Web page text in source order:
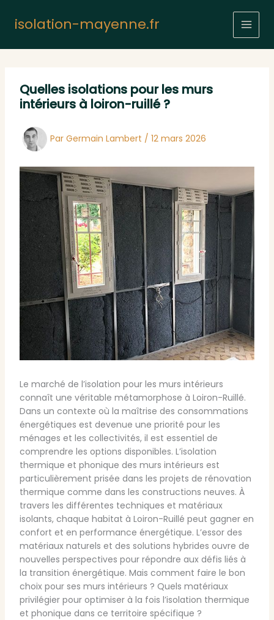
isolation-mayenne.fr
Quelles isolations pour les murs
intérieurs à loiron-ruillé ?
Par Germain Lambert / 12 mars 2026
Le marché de l’isolation pour les murs intérieurs
connaît une véritable métamorphose à Loiron-Ruillé.
Dans un contexte où la maîtrise des consommations
énergétiques est devenue une priorité pour les
ménages et les collectivités, il est essentiel de
comprendre les options disponibles. L’isolation
thermique et phonique des murs intérieurs est
particulièrement prisée dans les projets de rénovation
thermique comme dans les constructions neuves. À
travers les différentes techniques et matériaux
isolants, chaque habitat à Loiron-Ruillé peut gagner en
confort et en performance énergétique. L’essor des
matériaux naturels et des solutions hybrides ouvre de
nouvelles perspectives pour répondre aux défis liés à
la transition énergétique. Mais comment faire le bon
choix pour ses murs intérieurs ? Quels matériaux
privilégier pour optimiser à la fois l’isolation thermique
et phonique dans ce territoire spécifique ?